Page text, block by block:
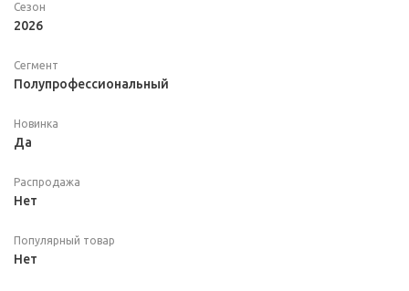
Сезон
2026
Сегмент
Полупрофессиональный
Новинка
Да
Распродажа
Нет
Популярный товар
Нет